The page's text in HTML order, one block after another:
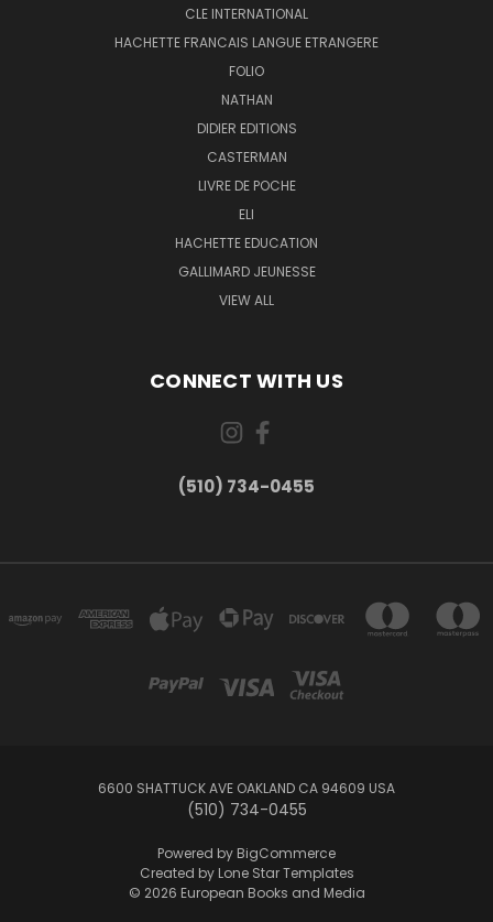
CLE INTERNATIONAL
HACHETTE FRANCAIS LANGUE ETRANGERE
FOLIO
NATHAN
DIDIER EDITIONS
CASTERMAN
LIVRE DE POCHE
ELI
HACHETTE EDUCATION
GALLIMARD JEUNESSE
VIEW ALL
CONNECT WITH US
(510) 734-0455
6600 SHATTUCK AVE OAKLAND CA 94609 USA
(510) 734-0455
Powered by BigCommerce
Created by Lone Star Templates
© 2026 European Books and Media